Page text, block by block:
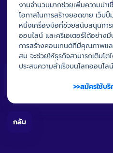
งานจำนวนมากช่วยเพิ่มความน่า
โอกาสในการสร้างยอดขาย เว็บ
หนึ่งเครื่องมือที่ช่วยสนับสนุนการ
ออนไลน์ และครีเอเตอร์ได้อย่าง
การสร้างคอนเทนต์ที่มีคุณภาพแล
สม จะช่วยให้ธุรกิจสามารถเติบโต
ประสบความสำเร็จบนโลกออนไ
>>สมัครใช้บ
กลับ